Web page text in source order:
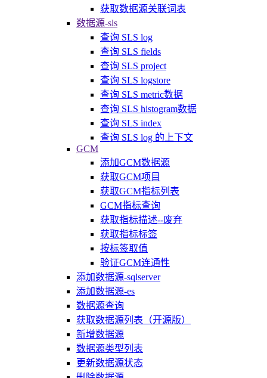
获取数据源关联词表
数据源-sls
查询 SLS log
查询 SLS fields
查询 SLS project
查询 SLS logstore
查询 SLS metric数据
查询 SLS histogram数据
查询 SLS index
查询 SLS log 的上下文
GCM
添加GCM数据源
获取GCM项目
获取GCM指标列表
GCM指标查询
获取指标描述--废弃
获取指标标签
按标签取值
验证GCM连通性
添加数据源-sqlserver
添加数据源-es
数据源查询
获取数据源列表（开源版）
新增数据源
数据源类型列表
更新数据源状态